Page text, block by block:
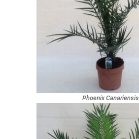
Phoenix Canariensis